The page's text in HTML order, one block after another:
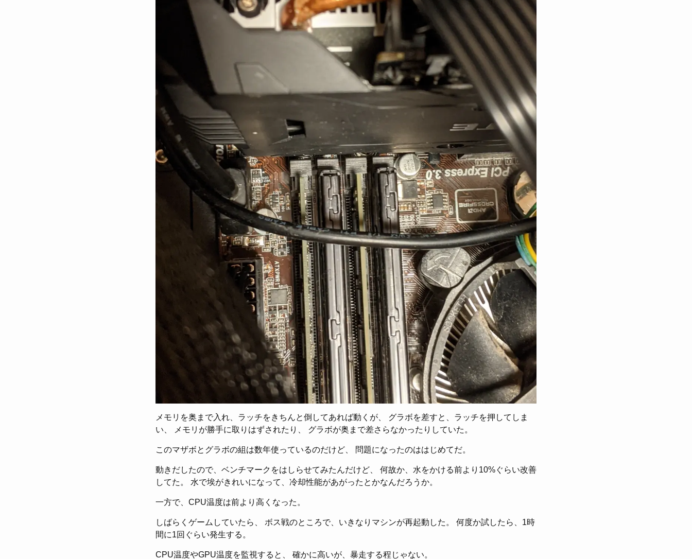
メモリを奥まで入れ、ラッチをきちんと倒してあれば動くが、 グラボを差すと、ラッチを押してしま
い、 メモリが勝手に取りはずされたり、 グラボが奥まで差さらなかったりしていた。
このマザボとグラボの組は数年使っているのだけど、 問題になったのははじめてだ。
動きだしたので、ベンチマークをはしらせてみたんだけど、 何故か、水をかける前より10%ぐらい改善
してた。 水で埃がきれいになって、冷却性能があがったとかなんだろうか。
一方で、CPU温度は前より高くなった。
しばらくゲームしていたら、 ボス戦のところで、いきなりマシンが再起動した。 何度か試したら、1時
間に1回ぐらい発生する。
CPU温度やGPU温度を監視すると、 確かに高いが、暴走する程じゃない。